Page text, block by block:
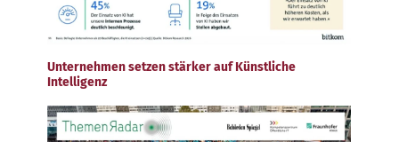
Unternehmen setzen stärker auf Künstliche
Intelligenz